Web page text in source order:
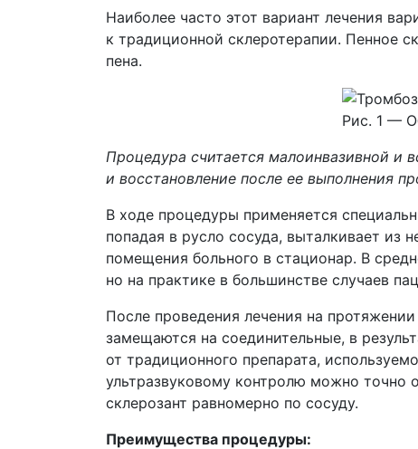
Наиболее часто этот вариант лечения
к традиционной склеротерапии. Пенное
пена.
Рис. 1 —
Процедура считается малоинвазивной и
и восстановление после ее выполнения
В ходе процедуры применяется
попадая в русло сосуда, выталкивает из
помещения больного в стационар. В
но на практике в большинстве случаев
После проведения лечения на
замещаются на соединительные, в
от традиционного препарата,
ультразвуковому контролю можно точно
склерозант равномерно по сосуду.
Преимущества процедуры: